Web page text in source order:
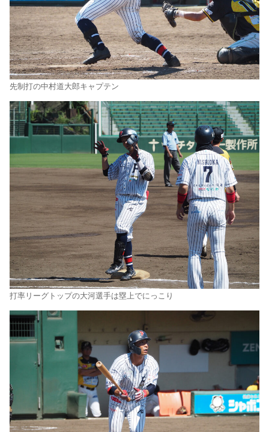
先制打の中村道大郎キャプテン
打率リーグトップの大河選手は塁上でにっこり